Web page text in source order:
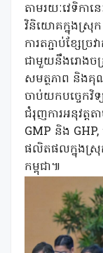
តាមរយៈវេទិក
វិនិយោគក្នុងស្រុ
ការតភ្ជាប់ខ្សែច្
ជាមួយនឹងរោងច
សមត្ថភាព និង
ចាប់យកបច្ចេកវិ
ជំរុញការអនុវត្តត
GMP និង GHP,
ផលិតផលក្នុងស្រុ
កម្ពុជា៕